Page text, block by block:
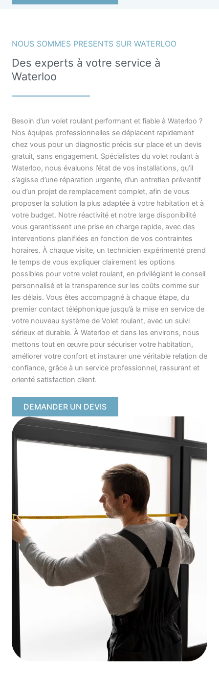
NOUS SOMMES PRESENTS SUR WATERLOO
Des experts à votre service à
Waterloo
Besoin d’un volet roulant performant et fiable à Waterloo ?
Nos équipes professionnelles se déplacent rapidement
chez vous pour un diagnostic précis sur place et un devis
gratuit, sans engagement. Spécialistes du volet roulant à
Waterloo, nous évaluons l’état de vos installations, qu’il
s’agisse d’une réparation urgente, d’un entretien préventif
ou d’un projet de remplacement complet, afin de vous
proposer la solution la plus adaptée à votre habitation et à
votre budget. Notre réactivité et notre large disponibilité
vous garantissent une prise en charge rapide, avec des
interventions planifiées en fonction de vos contraintes
horaires. À chaque visite, un technicien expérimenté prend
le temps de vous expliquer clairement les options
possibles pour votre volet roulant, en privilégiant le conseil
personnalisé et la transparence sur les coûts comme sur
les délais. Vous êtes accompagné à chaque étape, du
premier contact téléphonique jusqu’à la mise en service de
votre nouveau système de Volet roulant, avec un suivi
sérieux et durable. À Waterloo et dans les environs, nous
mettons tout en œuvre pour sécuriser votre habitation,
améliorer votre confort et instaurer une véritable relation de
confiance, grâce à un service professionnel, rassurant et
orienté satisfaction client.
DEMANDER UN DEVIS